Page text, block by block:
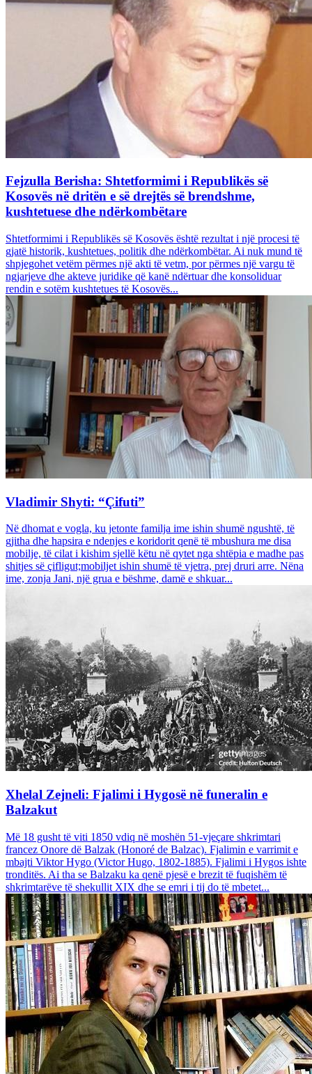
Fejzulla Berisha: Shtetformimi i Republikës së
Kosovës në dritën e së drejtës së brendshme,
kushtetuese dhe ndërkombëtare
Shtetformimi i Republikës së Kosovës është rezultat i një procesi të
gjatë historik, kushtetues, politik dhe ndërkombëtar. Ai nuk mund të
shpjegohet vetëm përmes një akti të vetm, por përmes një vargu të
ngjarjeve dhe akteve juridike që kanë ndërtuar dhe konsoliduar
rendin e sotëm kushtetues të Kosovës...
Vladimir Shyti: “Çifuti”
Në dhomat e vogla, ku jetonte familja ime ishin shumë ngushtë, të
gjitha dhe hapsira e ndenjes e koridorit qenë të mbushura me disa
mobilje, të cilat i kishim sjellë këtu në qytet nga shtëpia e madhe pas
shitjes së çifligut;mobiljet ishin shumë të vjetra, prej druri arre. Nëna
ime, zonja Jani, një grua e bëshme, damë e shkuar...
Xhelal Zejneli: Fjalimi i Hygosë në funeralin e
Balzakut
Më 18 gusht të viti 1850 vdiq në moshën 51-vjeçare shkrimtari
francez Onore dë Balzak (Honoré de Balzac). Fjalimin e varrimit e
mbajti Viktor Hygo (Victor Hugo, 1802-1885). Fjalimi i Hygos ishte
tronditës. Ai tha se Balzaku ka qenë pjesë e brezit të fuqishëm të
shkrimtarëve të shekullit XIX dhe se emri i tij do të mbetet...